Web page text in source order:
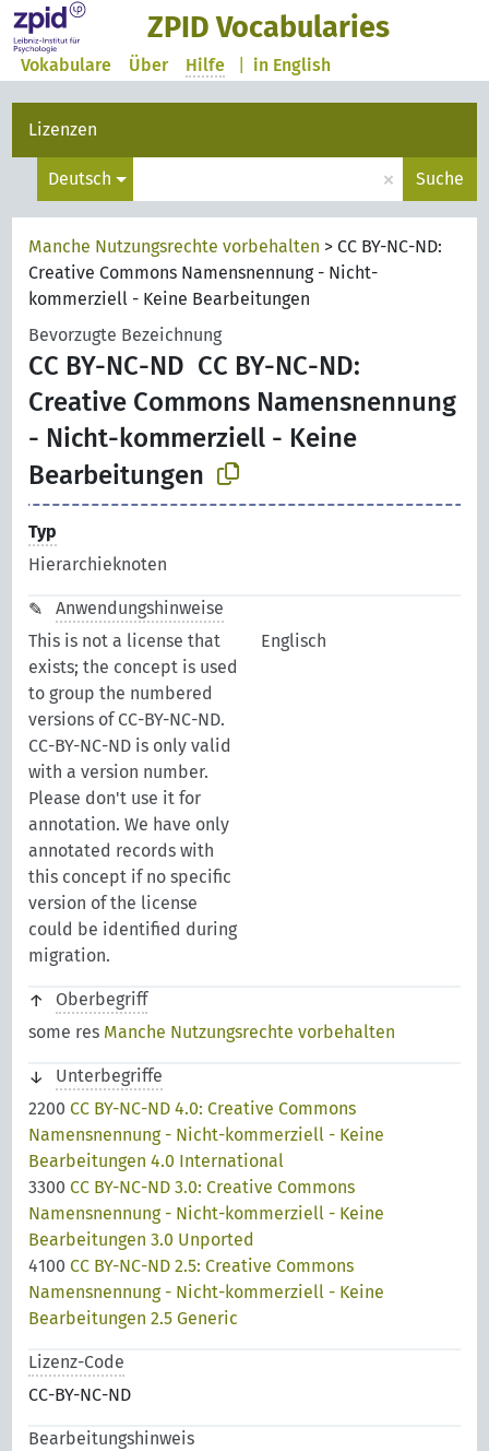
ZPID Vocabularies
in English
Vokabulare Über Hilfe
Lizenzen
Deutsch × Suche
Manche Nutzungsrechte vorbehalten > CC BY-NC-ND:
Creative Commons Namensnennung - Nicht-
kommerziell - Keine Bearbeitungen
Bevorzugte Bezeichnung
CC BY-NC-ND CC BY-NC-ND:
Creative Commons Namensnennung
- Nicht-kommerziell - Keine
Bearbeitungen
Typ
Hierarchieknoten
Anwendungshinweise
This is not a license that
exists; the concept is used
to group the numbered
versions of CC-BY-NC-ND.
CC-BY-NC-ND is only valid
with a version number.
Please don't use it for
annotation. We have only
annotated records with
this concept if no specific
version of the license
could be identified during
migration.
Englisch
Oberbegriff
some res Manche Nutzungsrechte vorbehalten
Unterbegriffe
2200CC BY-NC-ND 4.0: Creative Commons
Namensnennung - Nicht-kommerziell - Keine
Bearbeitungen 4.0 International
3300CC BY-NC-ND 3.0: Creative Commons
Namensnennung - Nicht-kommerziell - Keine
Bearbeitungen 3.0 Unported
4100CC BY-NC-ND 2.5: Creative Commons
Namensnennung - Nicht-kommerziell - Keine
Bearbeitungen 2.5 Generic
Lizenz-Code
CC-BY-NC-ND
Bearbeitungshinweis